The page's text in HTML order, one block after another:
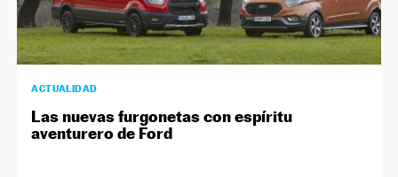
ACTUALIDAD
Las nuevas furgonetas con espíritu
aventurero de Ford